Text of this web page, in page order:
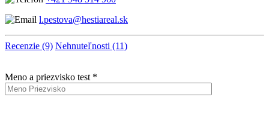
l.pestova@hestiareal.sk
Recenzie (9) Nehnuteľnosti (11)
Meno a priezvisko test *